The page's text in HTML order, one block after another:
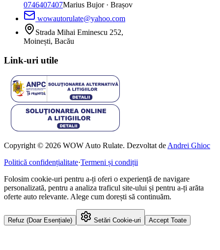
0746407407Marius Bujor · Brașov
wowautorulate@yahoo.com
Strada Mihai Eminescu 252,
Moinești, Bacău
Link-uri utile
Copyright © 2026 WOW Auto Rulate. Dezvoltat de Andrei Ghioc
Politică confidențialitate·Termeni și condiții
Folosim cookie-uri pentru a-ți oferi o experiență de navigare
personalizată, pentru a analiza traficul site-ului și pentru a-ți arăta
oferte auto relevante. Alege cum dorești să continuăm.
Refuz (Doar Esențiale) Setări Cookie-uri Accept Toate